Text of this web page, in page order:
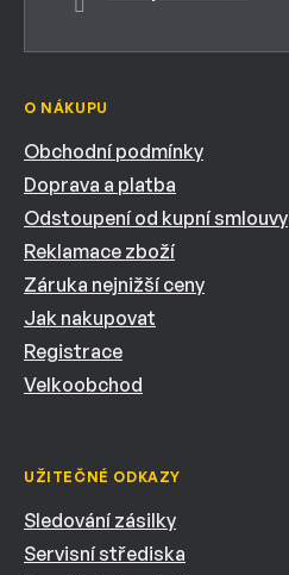
O NÁKUPU
Obchodní podmínky
Doprava a platba
Odstoupení od kupní smlouvy
Reklamace zboží
Záruka nejnižší ceny
Jak nakupovat
Registrace
Velkoobchod
UŽITEČNÉ ODKAZY
Sledování zásilky
Servisní střediska